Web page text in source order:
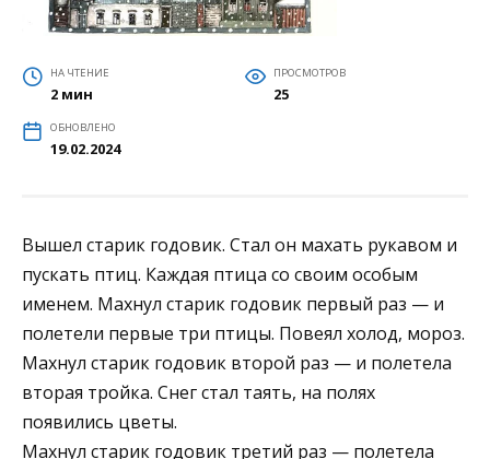
НА ЧТЕНИЕ
2 мин
ПРОСМОТРОВ
25
ОБНОВЛЕНО
19.02.2024
Вышел старик годовик. Стал он махать рукавом и
пускать птиц. Каждая птица со своим особым
именем. Махнул старик годовик первый раз — и
полетели первые три птицы. Повеял холод, мороз.
Махнул старик годовик второй раз — и полетела
вторая тройка. Снег стал таять, на полях
появились цветы.
Махнул старик годовик третий раз — полетела